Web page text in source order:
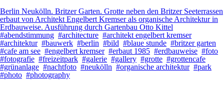
Berlin Neukölln. Britzer Garten. Grotte neben den Britzer Seeterrassen
erbaut von Architekt Engelbert Kremser als organische Architektur in
Erdbauweise. Ausführung durch Gartenbau Otto Kittel
#abendstimmung #architecture #architekt engelbert kremser
#architektur #bauwerk #berlin #bild #blaue stunde #britzer garten
#cafe am see #engelbert kremser #erbaut 1985 #erdbauweise #foto
#fotografie #freizeitpark #galerie #gallery #grotte #grottencafe
#grünanlage #nachtfoto #neukölln #organische architektur #park
#photo #photography